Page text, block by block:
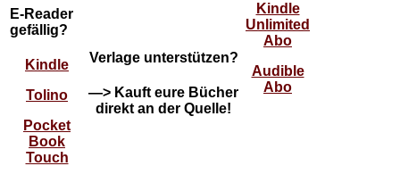
E-Reader
gefällig?
Kindle
Tolino
Pocket
Book
Touch
Verlage unterstützen?
—> Kauft eure Bücher
direkt an der Quelle!
Kindle
Unlimited
Abo
Audible
Abo